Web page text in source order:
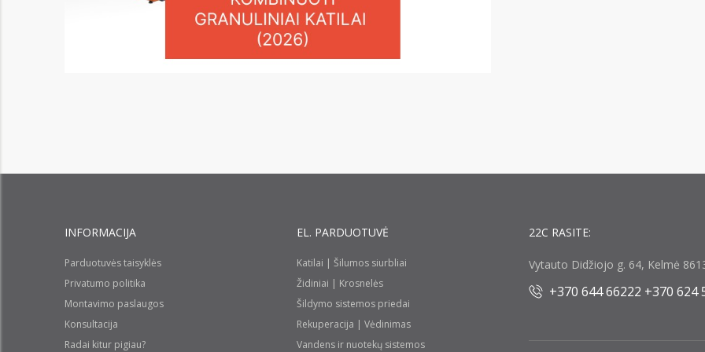
INFORMACIJA
Parduotuvės taisyklės
Privatumo politika
Montavimo paslaugos
Konsultacija
Radai kitur pigiau?
EL. PARDUOTUVĖ
Katilai | Šilumos siurbliai
Židiniai | Krosnelės
Šildymo sistemos priedai
Rekuperacija | Vėdinimas
Vandens ir nuotekų sistemos
22C RASITE:
Vytauto Didžiojo g. 64, Kelmė
+370 644 66222 +370 624